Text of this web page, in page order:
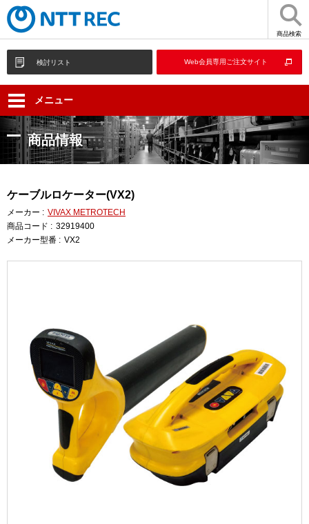
商品検索
検討リスト Web会員専用ご注文サイト
メニュー
商品情報
ケーブルロケーター(VX2)
メーカー : VIVAX METROTECH
商品コード : 32919400
メーカー型番 : VX2